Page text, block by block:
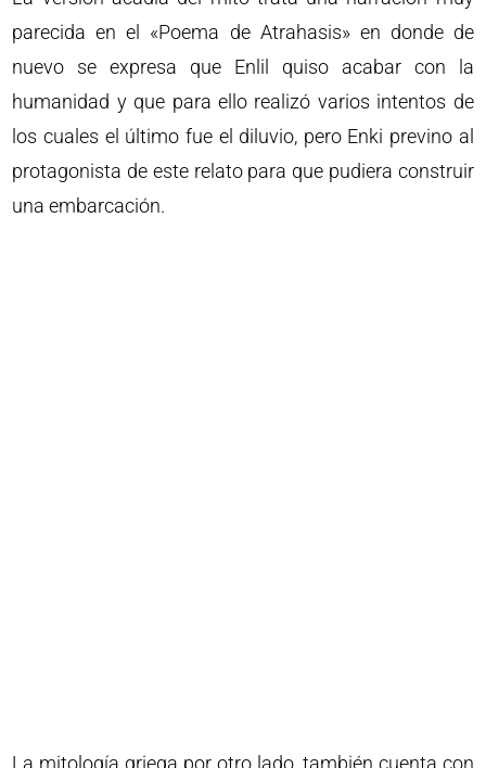
parecida en el «Poema de Atrahasis» en donde de
nuevo se expresa que Enlil quiso acabar con la
humanidad y que para ello realizó varios intentos de
los cuales el último fue el diluvio, pero Enki previno al
protagonista de este relato para que pudiera construir
una embarcación.
La mitología griega por otro lado, también cuenta con